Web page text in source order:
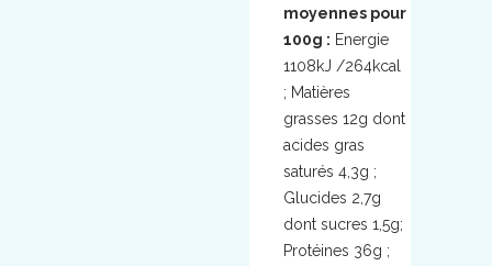
moyennes pour
100g : Energie
1108kJ /264kcal
; Matières
grasses 12g dont
acides gras
saturés 4,3g ;
Glucides 2,7g
dont sucres 1,5g;
Protéines 36g ;